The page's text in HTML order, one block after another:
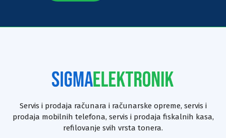
Servis i prodaja računara i računarske opreme, servis i
prodaja mobilnih telefona, servis i prodaja fiskalnih kasa,
refilovanje svih vrsta tonera.